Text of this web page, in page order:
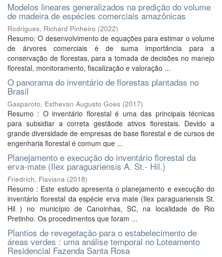
Modelos lineares generalizados na predição do volume
de madeira de espécies comerciais amazônicas
Rodrigues, Richard Pinheiro (2022)
Resumo: O desenvolvimento de equações para estimar o volume
de árvores comerciais é de suma importância para a
conservação de florestas, para a tomada de decisões no manejo
florestal, monitoramento, fiscalização e valoração ...
O panorama do inventário de florestas plantadas no
Brasil
Gasparoto, Esthevan Augusto Goes (2017)
Resumo : O inventário florestal é uma das principais técnicas
para subsidiar a correta gestãode ativos florestais. Devido a
grande diversidade de empresas de base florestal e de cursos de
engenharia florestal é comum que ...
Planejamento e execução do inventário florestal da
erva-mate (Ilex paraguariensis A. St.- Hil.)
Friedrich, Flaviana (2018)
Resumo : Este estudo apresenta o planejamento e execução do
inventário florestal da espécie erva mate (Ilex paraguariensis St.
Hil ) no município de Canoinhas, SC, na localidade de Rio
Pretinho. Os procedimentos que foram ...
Plantios de revegetação para o estabelecimento de
áreas verdes : uma análise temporal no Loteamento
Residencial Fazenda Santa Rosa